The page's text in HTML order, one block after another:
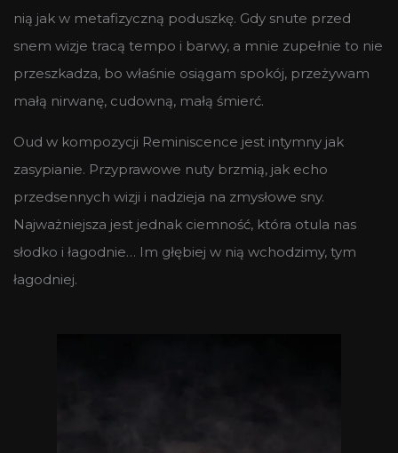
nią jak w metafizyczną poduszkę. Gdy snute przed
snem wizje tracą tempo i barwy, a mnie zupełnie to nie
przeszkadza, bo właśnie osiągam spokój, przeżywam
małą nirwanę, cudowną, małą śmierć.
Oud w kompozycji Reminiscence jest intymny jak
zasypianie. Przyprawowe nuty brzmią, jak echo
przedsennych wizji i nadzieja na zmysłowe sny.
Najważniejsza jest jednak ciemność, która otula nas
słodko i łagodnie… Im głębiej w nią wchodzimy, tym
łagodniej.